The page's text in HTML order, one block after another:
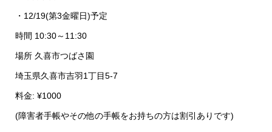
・12/19(第3金曜日)予定
時間 10:30～11:30
場所 久喜市つばさ園
埼玉県久喜市吉羽1丁目5-7
料金: ¥1000
(障害者手帳やその他の手帳をお持ちの方は割引ありです)